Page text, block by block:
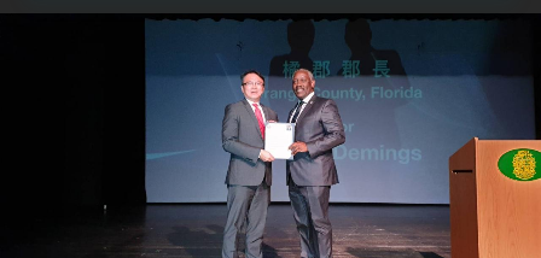
世界展現台灣守護全球健康的創新能量
總統出訪史瓦帝尼返國談話 強調臺灣人有權利
走向世界 盼與理念相近國家共同維護國際秩序
堅定走向世界 賴總統抵達史瓦帝尼王國進行國是
總統與五院院長新春茶敘 盼化分歧為團結、為
國家邁出合作第一步
總統農曆春節談話
台美貿易協議完成簽署達成6大目標、創5大歷史
性突破 總統強調將以3大面向加速臺灣經濟轉型
升級 籲請立院全力支持並盡速通過